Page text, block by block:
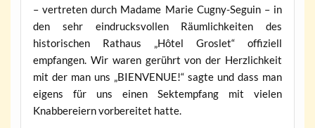
– vertreten durch Madame Marie Cugny-Seguin – in
den sehr eindrucksvollen Räumlichkeiten des
historischen Rathaus „Hôtel Groslet“ offiziell
empfangen. Wir waren gerührt von der Herzlichkeit
mit der man uns „BIENVENUE!“ sagte und dass man
eigens für uns einen Sektempfang mit vielen
Knabbereiern vorbereitet hatte.